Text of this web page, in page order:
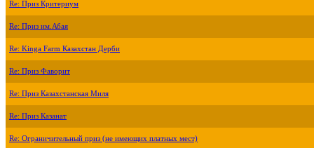
Re: Приз Критериум
Re: Приз им.Абая
Re: Kinga Farm Казахстан Дерби
Re: Приз Фаворит
Re: Приз Казахстанская Миля
Re: Приз Казанат
Re: Ограничительный приз (не имеющих платных мест)